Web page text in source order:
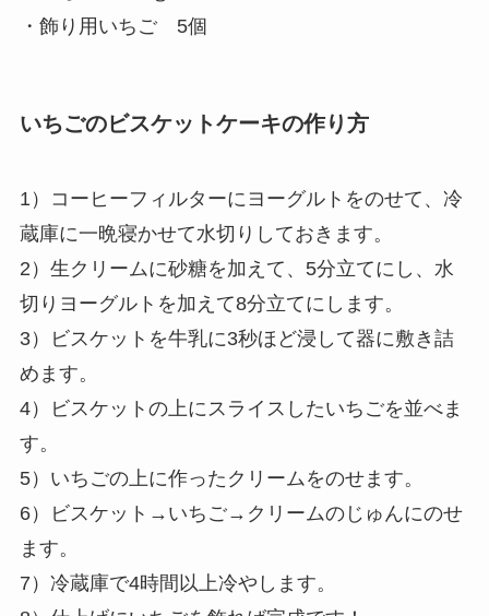
・飾り用いちご 5個
いちごのビスケットケーキの作り方
1）コーヒーフィルターにヨーグルトをのせて、冷
蔵庫に一晩寝かせて水切りしておきます。
2）生クリームに砂糖を加えて、5分立てにし、水
切りヨーグルトを加えて8分立てにします。
3）ビスケットを牛乳に3秒ほど浸して器に敷き詰
めます。
4）ビスケットの上にスライスしたいちごを並べま
す。
5）いちごの上に作ったクリームをのせます。
6）ビスケット→いちご→クリームのじゅんにのせ
ます。
7）冷蔵庫で4時間以上冷やします。